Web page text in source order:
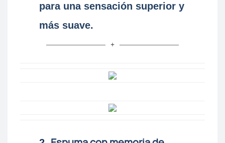
para una sensación superior y
más suave.